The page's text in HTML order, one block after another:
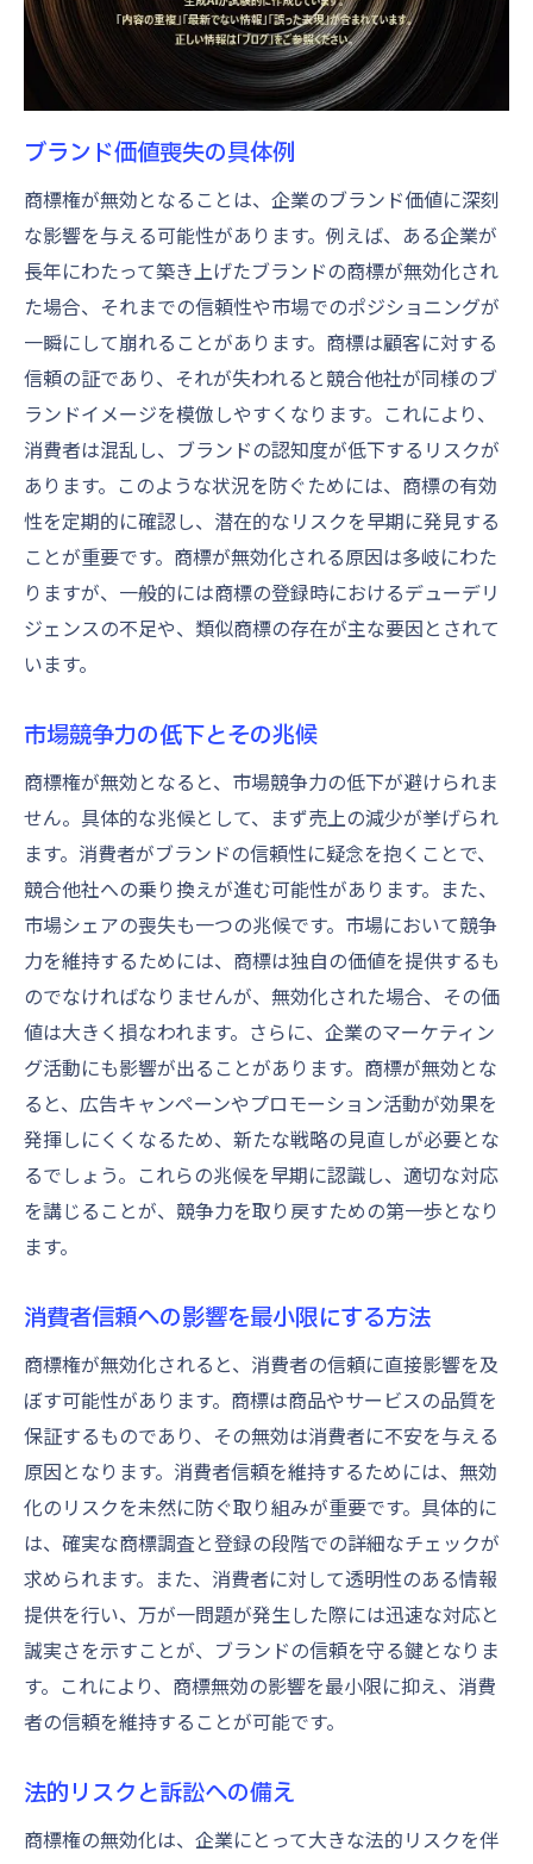
商標権の有効性を保つための定期的なチェック
の重要性
商標使用状況のモニタリング方法
商標権更新手続きを忘れないための対策
商標の市場価値を高めるための継続的改善
法改正に対応するための情報収集方法
商標権維持におけるリスク管理
商標権無効に備えるための法改正への対応方法
最新の法改正情報を得るためのリソース
専門家の助言を活用するメリット
法改正による商標戦略の見直し
法的リスクを最小限に抑える計画策定
国際的な商標保護の新たな動向
法改正を活かした商標価値の向上
競合他社との商標争いを避けるための管理法
競合分析による商標リスクの低減
競争優位を維持するための差別化戦略
商標の共同使用に関する契約の重要性
商標紛争の平和的解決策
商標無効を防ぐための商標調査の役割
商標調査の基本的なプロセス
調査結果を活かした商標設計
商標調査によるリスク識別の具体例
特許庁データベースの活用法
調査結果をもとにした商標修正の要点
調査の重要性を理解するための事例
商標戦略の見直しで無効化リスクを回避する方
法
市場動向に応じた商標戦略の調整
商標の多様性を高めるためのアイデア
商標戦略見直しにおけるデータ活用
リスク管理を強化するための商標教育
競争環境の変化への迅速対応
企業ブランドを守るための商標無効対策の実践
ブランド価値を守る日常的なアクション
商標権を守るための組織体制
危機対応マニュアルの作成と活用
商標の強化に役立つ社員教育
ブランドイメージの維持と向上
ブランド価値喪失の具体例
商標権が無効となることは、企業のブランド価値に深刻
な影響を与える可能性があります。例えば、ある企業が
長年にわたって築き上げたブランドの商標が無効化され
た場合、それまでの信頼性や市場でのポジショニングが
一瞬にして崩れることがあります。商標は顧客に対する
信頼の証であり、それが失われると競合他社が同様のブ
ランドイメージを模倣しやすくなります。これにより、
消費者は混乱し、ブランドの認知度が低下するリスクが
あります。このような状況を防ぐためには、商標の有効
性を定期的に確認し、潜在的なリスクを早期に発見する
ことが重要です。商標が無効化される原因は多岐にわた
りますが、一般的には商標の登録時におけるデューデリ
ジェンスの不足や、類似商標の存在が主な要因とされて
います。
市場競争力の低下とその兆候
商標権が無効となると、市場競争力の低下が避けられま
せん。具体的な兆候として、まず売上の減少が挙げられ
ます。消費者がブランドの信頼性に疑念を抱くことで、
競合他社への乗り換えが進む可能性があります。また、
市場シェアの喪失も一つの兆候です。市場において競争
力を維持するためには、商標は独自の価値を提供するも
のでなければなりませんが、無効化された場合、その価
値は大きく損なわれます。さらに、企業のマーケティン
グ活動にも影響が出ることがあります。商標が無効とな
ると、広告キャンペーンやプロモーション活動が効果を
発揮しにくくなるため、新たな戦略の見直しが必要とな
るでしょう。これらの兆候を早期に認識し、適切な対応
を講じることが、競争力を取り戻すための第一歩となり
ます。
消費者信頼への影響を最小限にする方法
商標権が無効化されると、消費者の信頼に直接影響を及
ぼす可能性があります。商標は商品やサービスの品質を
保証するものであり、その無効は消費者に不安を与える
原因となります。消費者信頼を維持するためには、無効
化のリスクを未然に防ぐ取り組みが重要です。具体的に
は、確実な商標調査と登録の段階での詳細なチェックが
求められます。また、消費者に対して透明性のある情報
提供を行い、万が一問題が発生した際には迅速な対応と
誠実さを示すことが、ブランドの信頼を守る鍵となりま
す。これにより、商標無効の影響を最小限に抑え、消費
者の信頼を維持することが可能です。
法的リスクと訴訟への備え
商標権の無効化は、企業にとって大きな法的リスクを伴